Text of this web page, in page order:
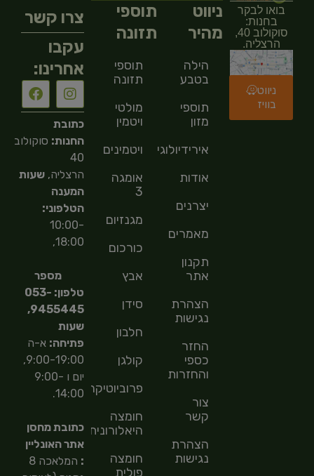
בואו לבקר
בחנות:
סוקולוב 40,
הרצליה.
ניווט
בוויז
ניווט
מהיר
הילה
בטבע
תוספי
מזון
אירידיולוגיה
אודות
יצרנים
מאמרים
תקנון
אתר
הצהרת
נגישות
החזר
כספי
והחזרות
צור
קשר
הצהרת
נגישות
תוספי
תזונה
תוספי
תזונה
מולטי
ויטמין
ויטמינים
אומגה
3
מגנזיום
כורכום
אבץ
סידן
חלבון
קולגן
פרוביוטיקה
חומצה
היאלורונית
חומצה
פולית
צרו קשר
עקבו
אחרינו:
כתובת
החנות: סוקולוב
40
הרצליה,שעות
המענה
הטלפוני:
10:00-
18:00,
מספר
טלפון: 053-
9455445,
שעות
פתיחה: א-ה
9:00-19:00,
יום ו 9:00-
14:00.
כתובת מחסן
אתר האונליין
:
המלאכה 8